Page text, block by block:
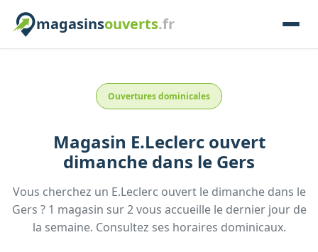
magasinsouverts.fr
Ouvertures dominicales
Magasin E.Leclercouvert
dimanche dans le Gers
Vous cherchez un E.Leclerc ouvert le dimanche dans le
Gers ? 1 magasin sur 2 vous accueillele dernier jour de
la semaine. Consultez ses horaires dominicaux.